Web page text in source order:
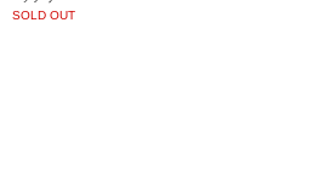
SOLD OUT